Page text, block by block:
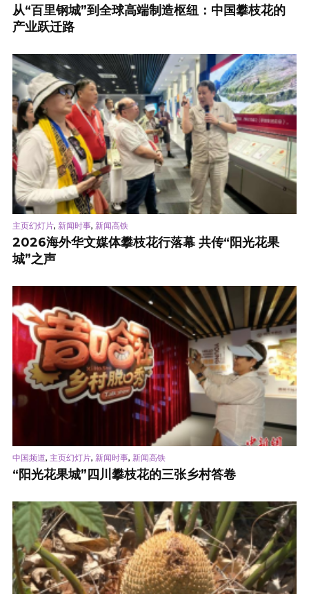
从“百里钢城”到全球高端制造枢纽：中国攀枝花的
产业跃迁路
主页幻灯片, 新闻时事, 新闻高铁
2026海外华文媒体攀枝花行落幕 共传“阳光花果
城”之声
中国频道, 主页幻灯片, 新闻时事, 新闻高铁
“阳光花果城”四川攀枝花的三张乡村答卷